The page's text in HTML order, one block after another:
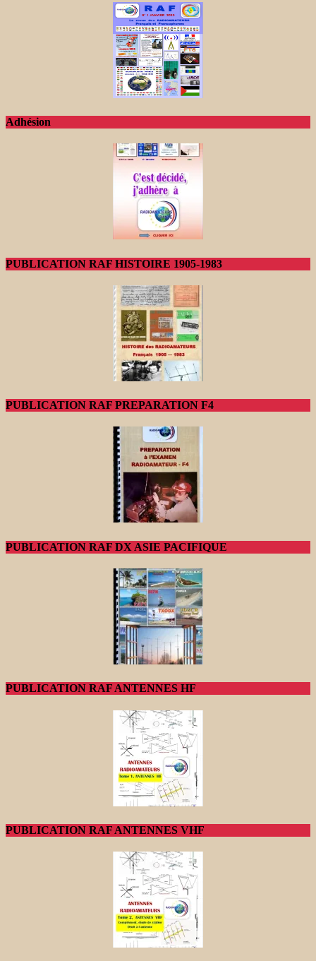
Adhésion
PUBLICATION RAF HISTOIRE 1905-1983
PUBLICATION RAF PREPARATION F4
PUBLICATION RAF DX ASIE PACIFIQUE
PUBLICATION RAF ANTENNES HF
PUBLICATION RAF ANTENNES VHF